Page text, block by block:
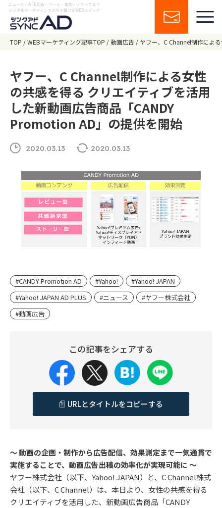
ニュース・WEB広告・ツール・事例・ノウハウまで
デジタルマーケティングの今を届けるWEBメディア
TOP WEBマーケティング記事TOP 動画広告 ヤフー、C Channel制作によ
ヤフー、C Channel制作による女性
の共感を得る クリエイティブを活用
した新動画広告商品「CANDY
Promotion AD」の提供を開始
2020.03.13 2020.03.13
#CANDY Promotion AD #Yahoo!
#Yahoo! JAPAN
#Yahoo! JAPAN AD PLUS
#ニュース
#ヤフー株式会社
#動画広告
この記事をシェアする
URLとタイトルをコピーする
～ 動画の企画・制作から広告配信、効果測定まで一気通貫で
実施することで、動画広告出稿の効率化が実現可能に ～
ヤフー株式会社（以下、Yahoo! JAPAN）と、C Channel株式
会社（以下、C Channel）は、本日より、女性の共感を得る
クリエイティブを活用した、新動画広告商品「CANDY